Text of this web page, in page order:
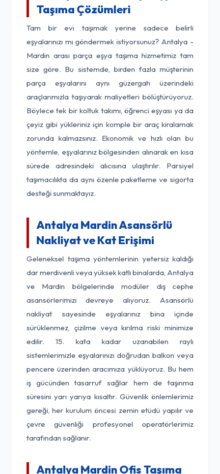
Taşıma Çözümleri
Tam bir evi taşımak yerine sadece belirli
eşyalarınızı mı göndermek istiyorsunuz? Antalya -
Mardin arası parça eşya taşıma hizmetimiz tam
size göre. Bu sistemde, birden fazla müşterinin
parça eşyalarını aynı güzergah üzerindeki
araçlarımızla taşıyarak maliyetleri bölüştürüyoruz.
Böylece tek bir koltuk takımı, öğrenci eşyası ya da
çeyiz gibi yükleriniz için komple bir araç kiralamak
zorunda kalmazsınız. Ekonomik ve hızlı olan bu
yöntemle, eşyalarınız bölgesinden alınarak en kısa
sürede adresindeki alıcısına ulaştırılır. Parsiyel
taşımacılıkta da aynı özenle paketleme ve sigorta
desteği sunmaktayız.
Antalya Mardin Asansörlü
Nakliyat ve Kat Erişimi
Geleneksel taşıma yöntemlerinin yetersiz kaldığı
dar merdivenli veya yüksek katlı binalarda, Antalya
ve Mardin bölgelerinde modüler dış cephe
asansörlerimizi devreye alıyoruz. Asansörlü
nakliyat sayesinde eşyalarınız bina içinde
sürüklenmez, çizilme veya kırılma riski minimize
edilir. 15. kata kadar uzanabilen raylı
sistemlerimizle eşyalarınızı doğrudan balkon veya
pencere üzerinden aracımıza yüklüyoruz. Bu hem
iş gücünden tasarruf sağlar hem de taşınma
süresini yarı yarıya kısaltır. Güvenlik önlemlerimiz
gereği, her kurulum öncesi zemin etüdü yapılır ve
çevre güvenliği profesyonel operatörlerimiz
tarafından sağlanır.
Antalya Mardin Ofis Taşıma